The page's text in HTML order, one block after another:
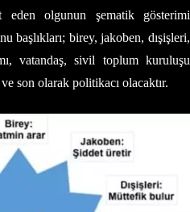
olgunun şematik gösterimi
başlıkları; birey, jakoben, dışişleri,
vatandaş, sivil toplum kuruluşu
son olarak politikacı olacaktır.